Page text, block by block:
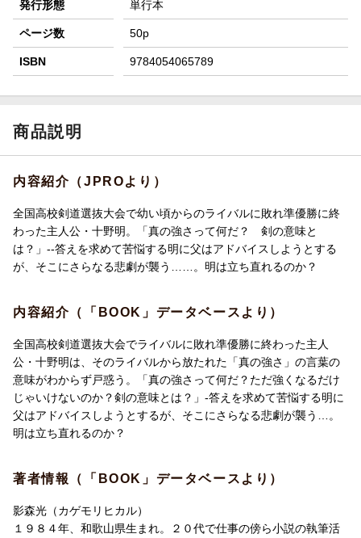
発行形態 単行本
ページ数 50p
ISBN 9784054065789
商品説明
内容紹介（JPROより）
全国高校剣道選抜大会で幼い頃からのライバルに敗れ準優勝に終
わった主人公・十野明。「真の強さって何だ？ 剣の意味と
は？」--答えを求めて苦悩する明に父はアドバイスしようとする
が、そこにさらなる悲劇が襲う……。明は立ち直れるのか？
内容紹介（「BOOK」データベースより）
全国高校剣道選抜大会でライバルに敗れ準優勝に終わった主人
公・十野明は、そのライバルから放たれた「真の強さ」の言葉の
意味がわからず戸惑う。「真の強さって何だ？ただ強くなるだけ
じゃいけないのか？剣の意味とは？」-答えを求めて苦悩する明に
父はアドバイスしようとするが、そこにさらなる悲劇が襲う…。
明は立ち直れるのか？
著者情報（「BOOK」データベースより）
影森光（カゲモリヒカル）
１９８４年、和歌山県生まれ。２０代で仕事の傍ら小説の執筆活